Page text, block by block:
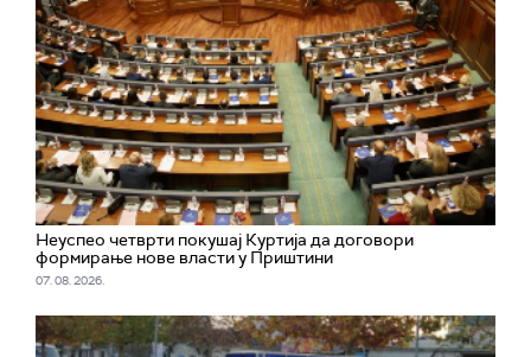
Неуспео четврти покушај Куртија да договори
формирање нове власти у Приштини
07. 08. 2026.